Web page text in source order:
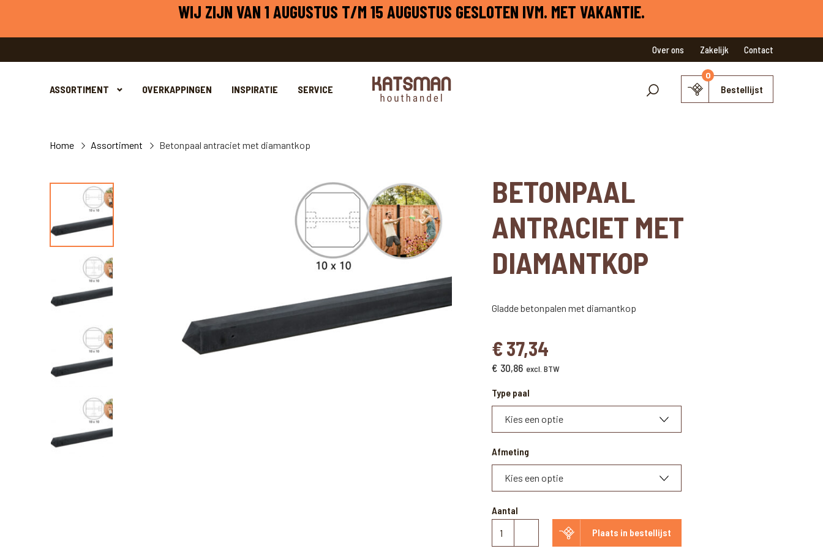
WIJ ZIJN VAN 1 AUGUSTUS T/M 15 AUGUSTUS GESLOTEN IVM. MET VAKANTIE.
Over ons Zakelijk Contact
ASSORTIMENT OVERKAPPINGEN INSPIRATIE SERVICE
0
Bestellijst
Home Assortiment Betonpaal antraciet met diamantkop
BETONPAAL
ANTRACIET MET
DIAMANTKOP
Gladde betonpalen met diamantkop
€37,34
€ 30,86 excl. BTW
Type paal
Afmeting
Aantal
Betonpaal
antraciet
Plaats in bestellijst